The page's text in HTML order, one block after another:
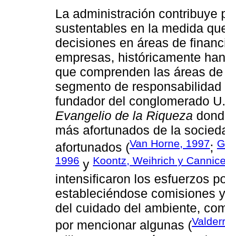
La administración contribuye
sustentables en la medida
decisiones en áreas de
empresas, históricamente
que comprenden las áreas
segmento de
fundador del conglomerado
Evangelio de la Riqueza
más afortunados de la
afortunados (Van Horne, 1997;
1996 y Koontz, Weihrich y
intensificaron los esfuerzos
estableciéndose comisiones
del cuidado del ambiente,
por mencionar algunas (